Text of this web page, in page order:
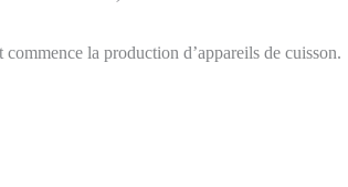
la production d’appareils de cuisson.